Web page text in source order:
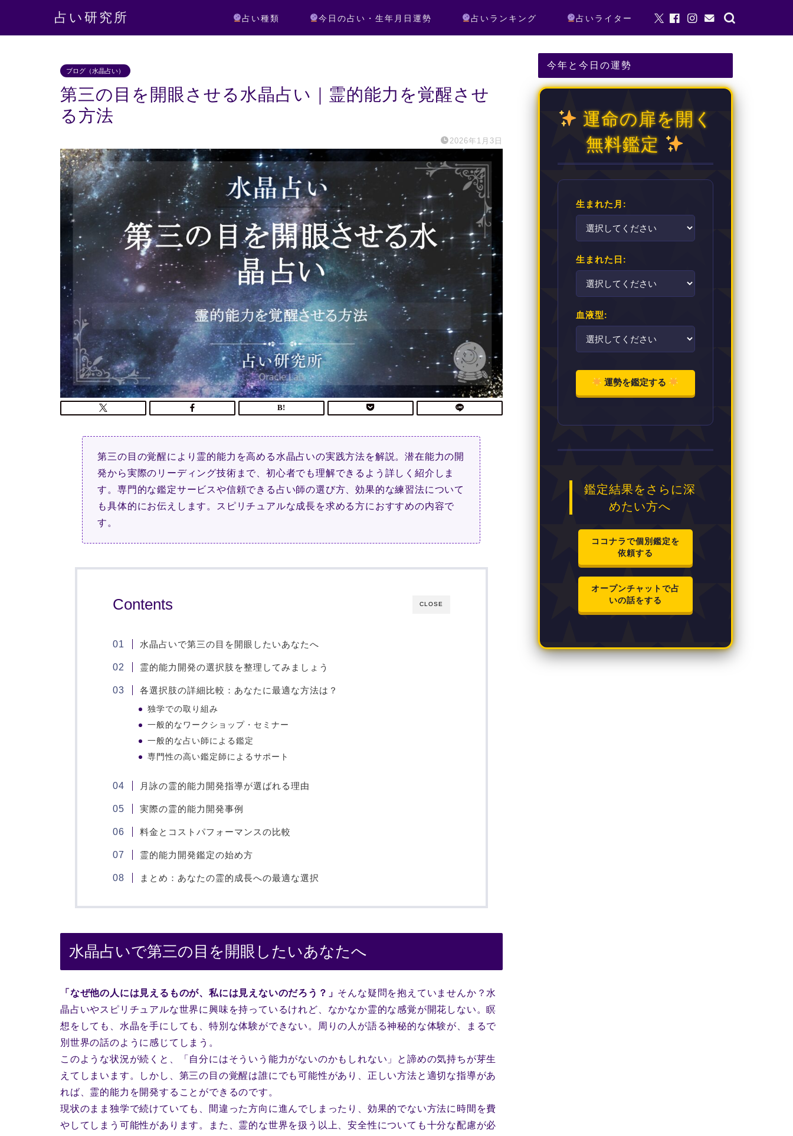
占い研究所 占い種類 今日の占い・生年月日運勢 占いランキング 占いライター
ブログ（水晶占い）
第三の目を開眼させる水晶占い｜霊的能力を覚醒させ
る方法
2026年1月3日
第三の目の覚醒により霊的能力を高める水晶占いの実践方法を解説。潜在能力の開
発から実際のリーディング技術まで、初心者でも理解できるよう詳しく紹介しま
す。専門的な鑑定サービスや信頼できる占い師の選び方、効果的な練習法について
も具体的にお伝えします。スピリチュアルな成長を求める方におすすめの内容で
す。
CLOSE
Contents
水晶占いで第三の目を開眼したいあなたへ
霊的能力開発の選択肢を整理してみましょう
各選択肢の詳細比較：あなたに最適な方法は？
独学での取り組み
一般的なワークショップ・セミナー
一般的な占い師による鑑定
専門性の高い鑑定師によるサポート
月詠の霊的能力開発指導が選ばれる理由
実際の霊的能力開発事例
料金とコストパフォーマンスの比較
霊的能力開発鑑定の始め方
まとめ：あなたの霊的成長への最適な選択
水晶占いで第三の目を開眼したいあなたへ
「なぜ他の人には見えるものが、私には見えないのだろう？」 そんな疑問を抱えていませんか？水
晶占いやスピリチュアルな世界に興味を持っているけれど、なかなか霊的な感覚が開花しない。瞑
想をしても、水晶を手にしても、特別な体験ができない。周りの人が語る神秘的な体験が、まるで
別世界の話のように感じてしまう。
このような状況が続くと、「自分にはそういう能力がないのかもしれない」と諦めの気持ちが芽生
えてしまいます。しかし、第三の目の覚醒は誰にでも可能性があり、正しい方法と適切な指導があ
れば、霊的能力を開発することができるのです。
現状のまま独学で続けていても、間違った方向に進んでしまったり、効果的でない方法に時間を費
やしてしまう可能性があります。また、霊的な世界を扱う以上、安全性についても十分な配慮が必
今年と今日の運勢
運命の扉を開く
無料鑑定
生まれた月:
生まれた日:
血液型:
運勢を鑑定する
鑑定結果をさらに深
めたい方へ
ココナラで個別鑑定を
依頼する
オープンチャットで占
いの話をする